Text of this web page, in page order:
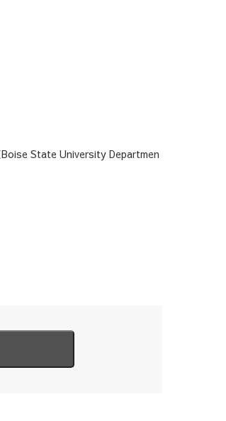
Boise State University Departmen